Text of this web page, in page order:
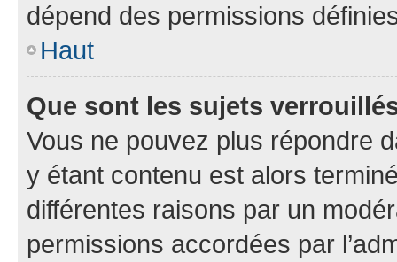
dépend des permissions
Haut
Que sont les sujets
Vous ne pouvez plus répondre
y étant contenu est alors
différentes raisons par un
permissions accordées par